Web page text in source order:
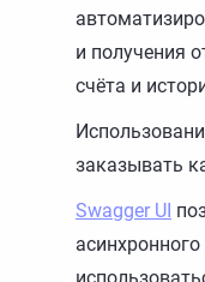
и получения
счёта и
заказывать
Swagger UI